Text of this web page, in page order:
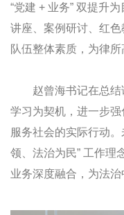
“党建 + 业务” 双提升
讲座、案例研讨、红
队伍整体素质，为律所
赵曾海书记在总
学习为契机，进一步
服务社会的实际行动。
领、法治为民” 工作理
业务深度融合，为法治